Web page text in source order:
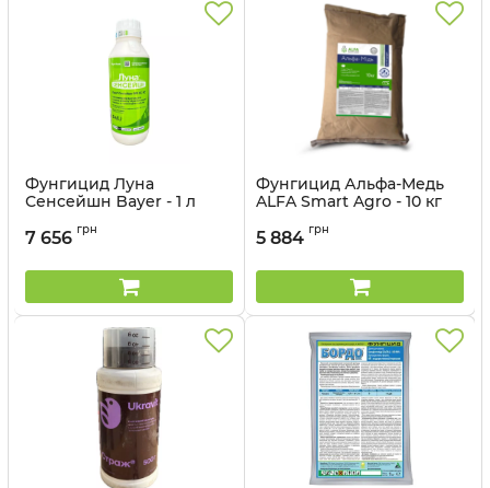
Фунгицид Луна
Сенсейшн Bayer - 1 л
7 656 грн
Фунгицид Альфа-Медь
ALFA Smart Agro - 10 кг
5 884 грн